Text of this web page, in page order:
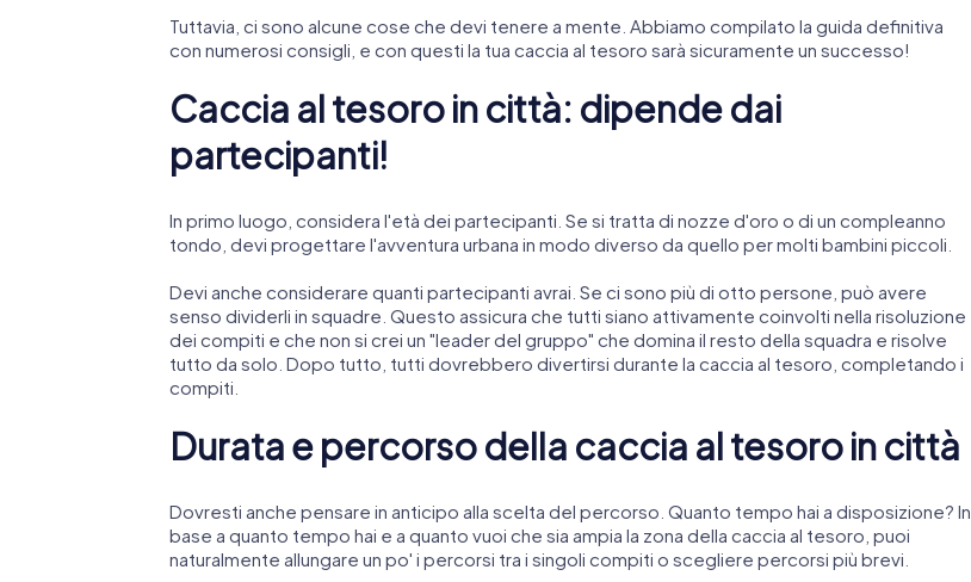
Tuttavia, ci sono alcune cose che devi tenere a mente. Abbiamo compilato la guida definitiva
con numerosi consigli, e con questi la tua caccia al tesoro sarà sicuramente un successo!
Caccia al tesoro in città: dipende dai
partecipanti!
In primo luogo, considera l'età dei partecipanti. Se si tratta di nozze d'oro o di un compleanno
tondo, devi progettare l'avventura urbana in modo diverso da quello per molti bambini piccoli.
Devi anche considerare quanti partecipanti avrai. Se ci sono più di otto persone, può avere
senso dividerli in squadre. Questo assicura che tutti siano attivamente coinvolti nella risoluzione
dei compiti e che non si crei un "leader del gruppo" che domina il resto della squadra e risolve
tutto da solo. Dopo tutto, tutti dovrebbero divertirsi durante la caccia al tesoro, completando i
compiti.
Durata e percorso della caccia al tesoro in città
Dovresti anche pensare in anticipo alla scelta del percorso. Quanto tempo hai a disposizione? In
base a quanto tempo hai e a quanto vuoi che sia ampia la zona della caccia al tesoro, puoi
naturalmente allungare un po' i percorsi tra i singoli compiti o scegliere percorsi più brevi.